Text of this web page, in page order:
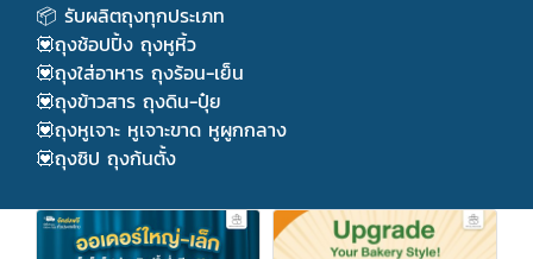
📦 รับผลิตถุงทุกประเภท
💟ถุงช้อปปิ้ง ถุงหูหิ้ว
💟ถุงใส่อาหาร ถุงร้อน-เย็น
💟ถุงข้าวสาร ถุงดิน-ปุ๋ย
💟ถุงหูเจาะ หูเจาะขาด หูผูกกลาง
💟ถุงซิป ถุงก้นตั้ง